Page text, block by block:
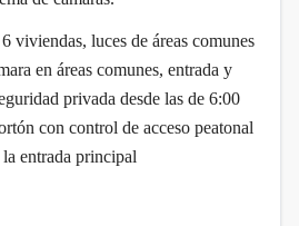
viviendas, luces de áreas comunes
en áreas comunes, entrada y
privada desde las de 6:00
con control de acceso peatonal
entrada principal